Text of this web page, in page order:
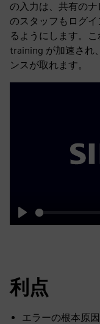
の入力は、共有の
のスタッフもログ
るようにします。
training が加速され
ンスが取れます。
Play
利点
エラーの根本原